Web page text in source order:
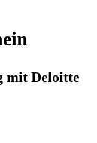
mit Deloitte